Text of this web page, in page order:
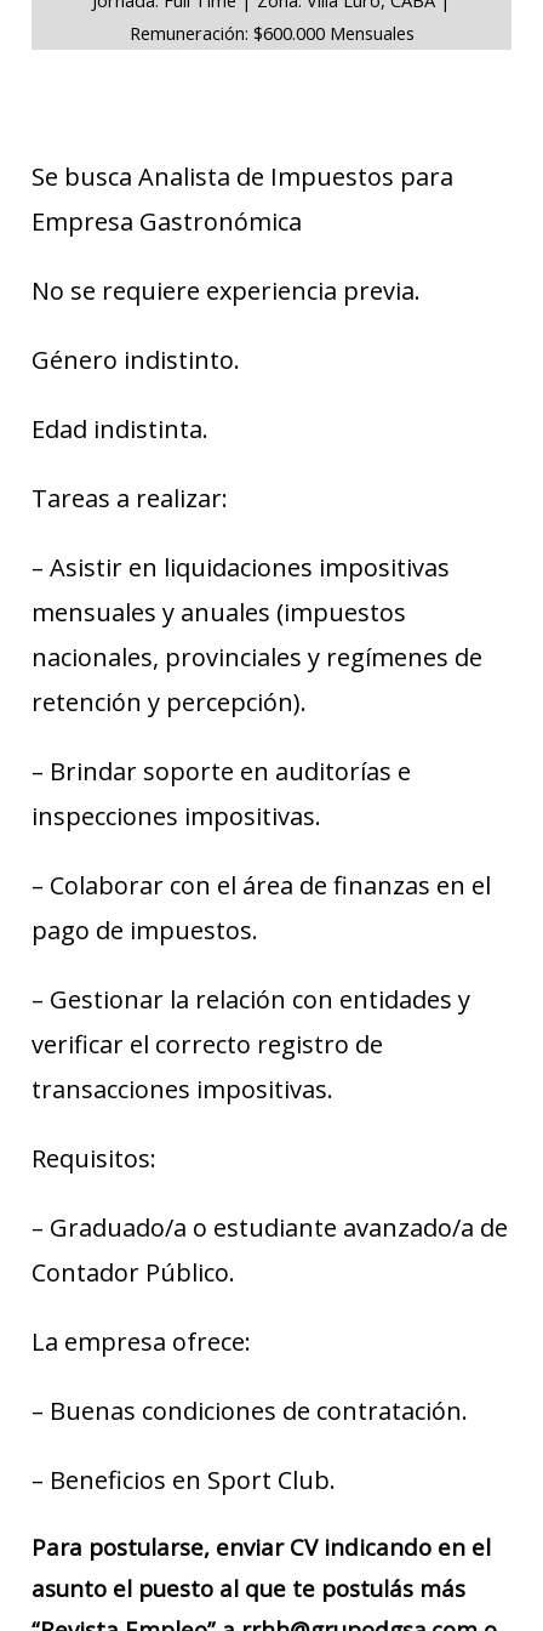
Remuneración: $600.000 Mensuales
Se busca Analista de Impuestos para
Empresa Gastronómica
No se requiere experiencia previa.
Género indistinto.
Edad indistinta.
Tareas a realizar:
– Asistir en liquidaciones impositivas
mensuales y anuales (impuestos
nacionales, provinciales y regímenes de
retención y percepción).
– Brindar soporte en auditorías e
inspecciones impositivas.
– Colaborar con el área de finanzas en el
pago de impuestos.
– Gestionar la relación con entidades y
verificar el correcto registro de
transacciones impositivas.
Requisitos:
– Graduado/a o estudiante avanzado/a de
Contador Público.
La empresa ofrece:
– Buenas condiciones de contratación.
– Beneficios en Sport Club.
Para postularse, enviar CV indicando en el
asunto el puesto al que te postulás más